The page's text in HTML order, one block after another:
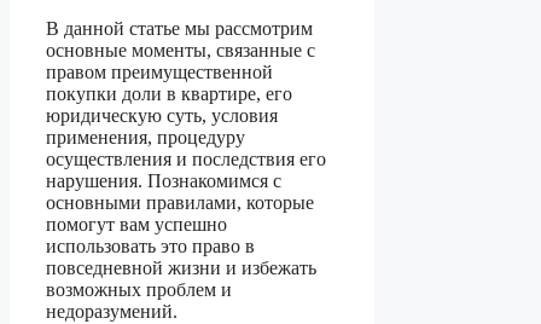
В данной статье мы рассмотрим
основные моменты, связанные с
правом преимущественной
покупки доли в квартире, его
юридическую суть, условия
применения, процедуру
осуществления и последствия его
нарушения. Познакомимся с
основными правилами, которые
помогут вам успешно
использовать это право в
повседневной жизни и избежать
возможных проблем и
недоразумений.